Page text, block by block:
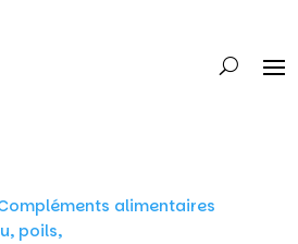
alimentaires
poils,